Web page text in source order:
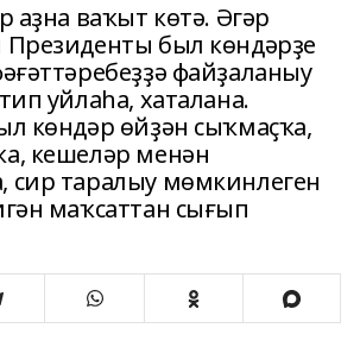
аҙна ваҡыт көтә. Әгәр
Президенты был көндәрҙе
файҙаланыу
уйлаһа, хаталана.
көндәр өйҙән сыҡмаҫҡа,
кешеләр менән
сир таралыу мөмкинлеген
маҡсаттан сығып